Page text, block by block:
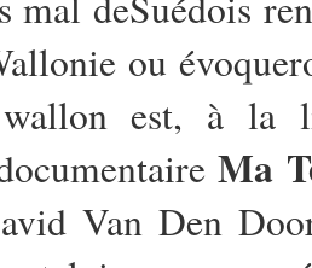
ou
wallon est, à la
Ma
Van Den